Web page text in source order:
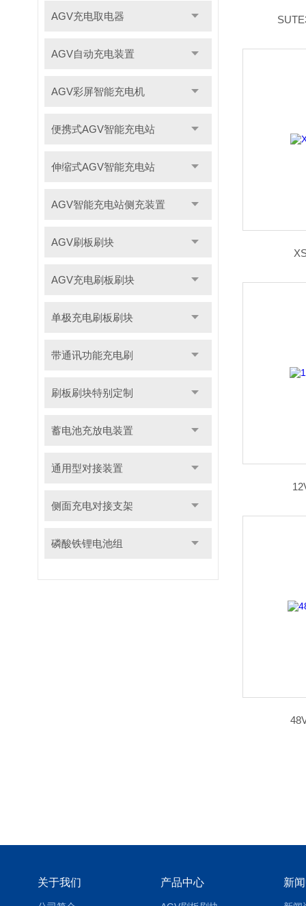
AGV充电取电器
AGV自动充电装置
AGV彩屏智能充电机
便携式AGV智能充电站
伸缩式AGV智能充电站
AGV智能充电站侧充装置
AGV刷板刷块
AGV充电刷板刷块
单极充电刷板刷块
带通讯功能充电刷
刷板刷块特别定制
蓄电池充放电装置
通用型对接装置
侧面充电对接支架
磷酸铁锂电池组
关于我们 产品中心 新